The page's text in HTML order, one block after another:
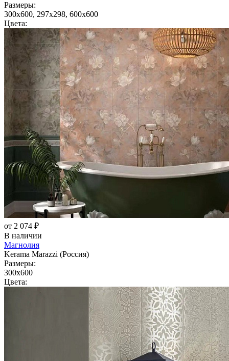
Размеры:
300x600, 297x298, 600x600
Цвета:
от 2 074 ₽
В наличии
Магнолия
Kerama Marazzi (Россия)
Размеры:
300x600
Цвета: